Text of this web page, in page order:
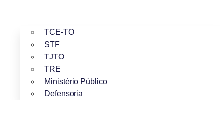
TCE-TO
STF
TJTO
TRE
Ministério Público
Defensoria